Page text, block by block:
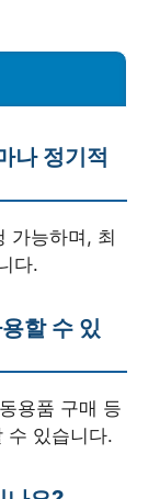
나 정기적
가능하며, 최
다.
할 수 있
용품 구매 등
수 있습니다.